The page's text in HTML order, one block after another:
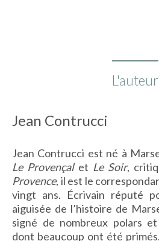
L'auteur
Jean Contrucci
Jean Contrucci est né à
Le Provençalet Le Soir,
Provence, il est le
vingt ans. Écrivain réputé
aiguisée de l’histoire de
signé de nombreux polars
dont beaucoup ont été